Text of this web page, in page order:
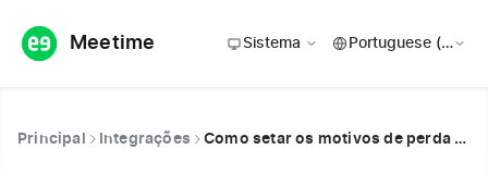
Meetime Sistema
Principal Integrações Como setar os motivos de perda no Flow e enviá-los ao RD Station Marketing?